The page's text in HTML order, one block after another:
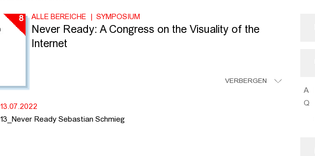
A
Q
8 ALLE BEREICHE SYMPOSIUM
Never Ready: A Congress on the Visuality of the
Internet
VERBERGEN
13.07.2022
13_Never Ready Sebastian Schmieg